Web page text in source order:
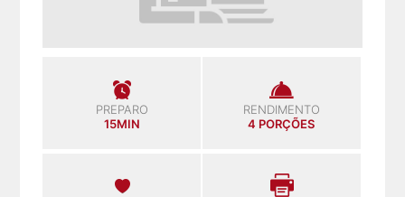
PREPARO
15MIN
RENDIMENTO
4 PORÇÕES